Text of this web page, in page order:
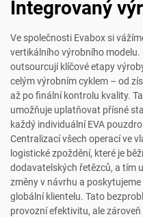
Integrovaný
Ve společnosti Evabox si
vertikálního výrobního
outsourcují klíčové etapy
celým výrobním cyklem – od
až po finální kontrolu kvality.
umožňuje uplatňovat přísné
každý individuální EVA
Centralizací všech operací ve
logistické zpoždění, které je
dodavatelských řetězců, a tím
změny v návrhu a
globální klientelu. Tato
provozní efektivitu, ale